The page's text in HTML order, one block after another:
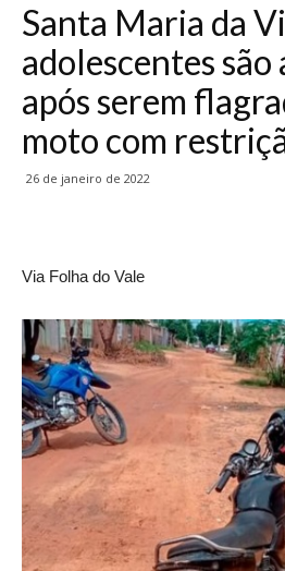
Santa Maria da
adolescentes
após serem
moto com
26 de janeiro de 2022
Via Folha do Vale